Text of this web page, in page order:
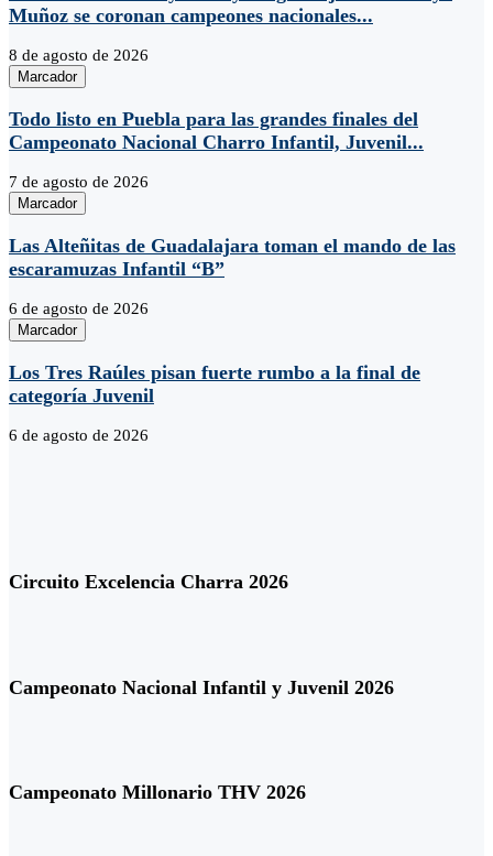
Muñoz se coronan campeones nacionales...
8 de agosto de 2026
Marcador
Todo listo en Puebla para las grandes finales del
Campeonato Nacional Charro Infantil, Juvenil...
7 de agosto de 2026
Marcador
Las Alteñitas de Guadalajara toman el mando de las
escaramuzas Infantil “B”
6 de agosto de 2026
Marcador
Los Tres Raúles pisan fuerte rumbo a la final de
categoría Juvenil
6 de agosto de 2026
Circuito Excelencia Charra 2026
Campeonato Nacional Infantil y Juvenil 2026
Campeonato Millonario THV 2026